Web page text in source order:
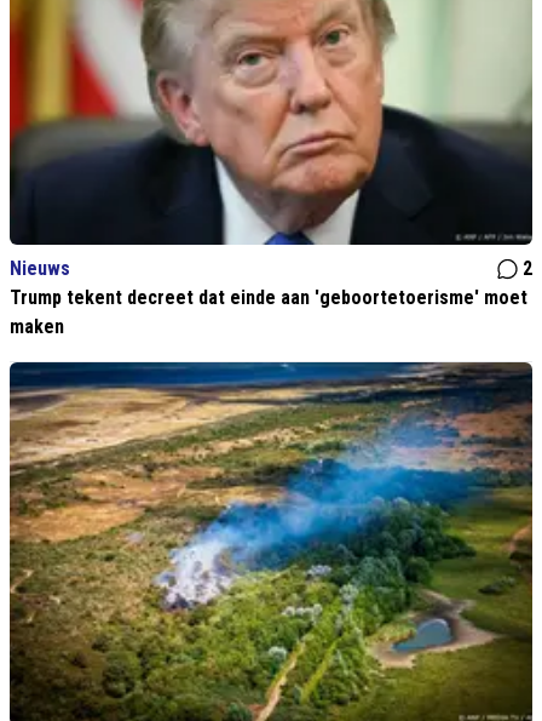
Nieuws
2
Trump tekent decreet dat einde aan 'geboortetoerisme' moet
maken